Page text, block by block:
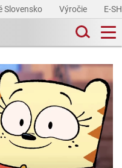
Slovensko Výročie E-